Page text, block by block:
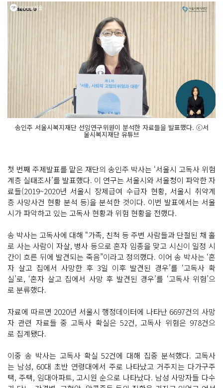
송인주 서울시복지재단 선임연구위원이 분석한 자료들을 발표했다. ⓒ서
울시복지재단 유튜브
첫 번째 주제발표를 맡은 재단의 송인주 박사는 ‘서울시 고독사 위험
계층 실태조사’를 발표했다. 이 연구는 서울시와 서울청이 파악한 자
료들(2019~2020년 서울시 장제급여 수급자 현황, 서울시 취약계
층 사망사건 현황 분석 등)을 분석한 것이다. 이번 발표에서는 서울
시가 파악하고 있는 고독사 현황과 위험 현황을 전했다.
송 박사는 고독사에 대해 “가족, 친척 등 주변 사람들과 단절된 채 홀
로 사는 사람이 자살, 병사 등으로 혼자 임종을 맞고 시신이 일정 시
간이 흐른 뒤에 발견되는 죽음”이라고 정의했다. 이어 송 박사는 ‘혼
자 살고 집에서 사망한 후 3일 이후 발견된 경우’를 ‘고독사 확
실’로, ‘혼자 살고 집에서 사망 후 발견된 경우’를 ‘고독사 위험’으
로 분류했다.
자료에 따르면 2020년 서울시 행정데이터에 나타난 6697건의 사망
자 관련 자료들 중 고독사 확실은 52건, 고독사 위험은 978건으
로 집계됐다.
이중 송 박사는 고독사 확실 52건에 대해 집중 분석했다. 고독사
는 남성, 60대 초반 연령대에서 주로 나타났고 거주지는 다가구주
택, 주택, 임대아파트, 고시원 순으로 나타났다. 남성 사망자들 다수